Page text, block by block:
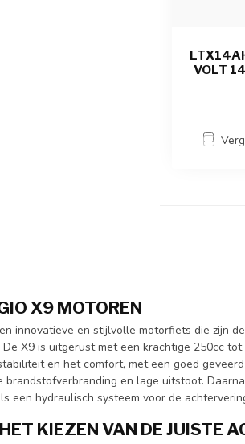
VOLT
X9 MOTOREN
innovatieve en stijlvolle motorfiets die zijn
X9 is uitgerust met een krachtige 250cc
en het comfort, met een goed
brandstofverbranding en lage uitstoot.
een hydraulisch systeem voor de
KIEZEN VAN DE JUISTE